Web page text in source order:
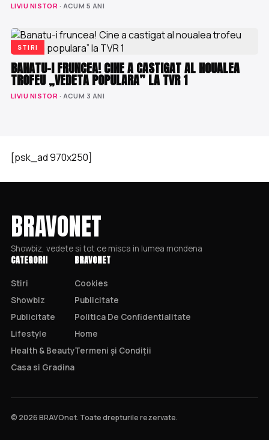
LIVIU NISTOR · ACUM 5 ANI
STIRI
BANATU-I FRUNCEA! CINE A CASTIGAT AL NOUALEA
TROFEU „VEDETA POPULARA” LA TVR 1
LIVIU NISTOR · ACUM 3 ANI
[psk_ad 970x250]
BRAVONET
Showbiz, vedete si tot ce misca in lumea mondena
CATEGORII
Stiri
Showbiz
Publicitate
Lifestyle
Health & Beauty
Casa si Gradina
BRAVONET
Cookies
Publicitate
Politica De Confidentialitate
Home
Termeni și Condiții
© 2026 BRAVOnet. Toate drepturile rezervate.